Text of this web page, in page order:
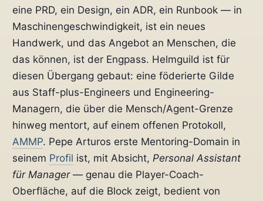
eine PRD, ein Design, ein ADR, ein Runbook — in
Maschinengeschwindigkeit, ist ein neues
Handwerk, und das Angebot an Menschen, die
das können, ist der Engpass. Helmguild ist für
diesen Übergang gebaut: eine föderierte Gilde
aus Staff-plus-Engineers und Engineering-
Managern, die über die Mensch/Agent-Grenze
hinweg mentort, auf einem offenen Protokoll,
AMMP. Pepe Arturos erste Mentoring-Domain in
seinem Profil ist, mit Absicht,Personal Assistant
für Manager— genau die Player-Coach-
Oberfläche, auf die Block zeigt, bedient von